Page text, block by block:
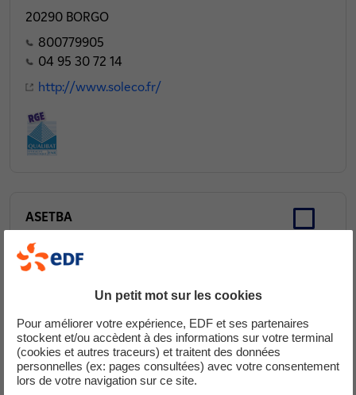
20290 BORGO
800779905
04 95 30 72 14
http://www.soleco.fr/
ASETBA
40, Avenue Noël Franchini
04 95 23 00 53Un petit mot sur les cookies
Pour améliorer votre expérience, EDF et ses partenaires
stockent et/ou accèdent à des informations sur votre terminal
(cookies et autres traceurs) et traitent des données
personnelles (ex: pages consultées) avec votre consentement
lors de votre navigation sur ce site.